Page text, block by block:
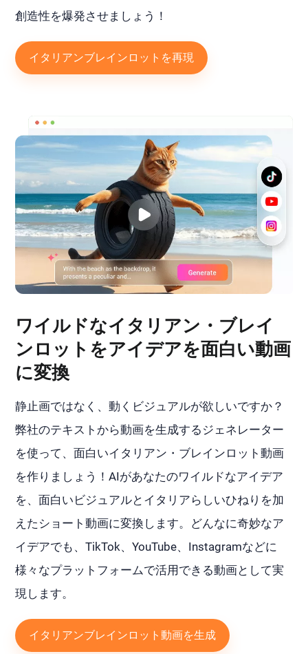
創造性を爆発させましょう！
イタリアンブレインロットを再現
ワイルドなイタリアン・ブレイ
ンロットをアイデアを面白い動画
に変換
静止画ではなく、動くビジュアルが欲しいですか？
弊社のテキストから動画を生成するジェネレーター
を使って、面白いイタリアン・ブレインロット動画
を作りましょう！AIがあなたのワイルドなアイデア
を、面白いビジュアルとイタリアらしいひねりを加
えたショート動画に変換します。どんなに奇妙なア
イデアでも、TikTok、YouTube、Instagramなどに
様々なプラットフォームで活用できる動画として実
現します。
イタリアンブレインロット動画を生成